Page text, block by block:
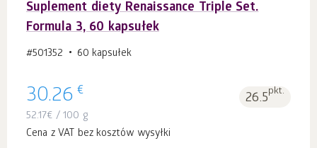
Suplement diety Renaissance Triple Set.
Formula 3, 60 kapsułek
#501352 60 kapsułek
30.26 € 26.5pkt.
52.17€ / 100 g
Cena z VAT bez kosztów wysyłki